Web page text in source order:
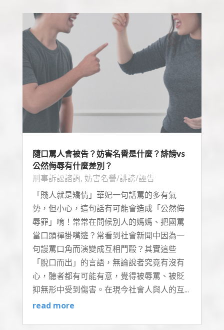
隨口罵人會被告？妨害名譽是什麼？誹謗vs
公然侮辱有什麼差別？
刑事訴訟諮詢, 妨害名譽/誹謗/誣告
「賤人就是矯情」華妃一句話罵的多有氣
勢，但小心，這句話有可能會造成「公然侮
辱罪」唷！常常在問候別人的媽媽、把國罵
當口頭禪掛嘴邊？常看到社會新聞中因為一
句謾罵口角而演變成互相鬥毆？其實這些
「脫口而出」的言語，無論說者究竟有沒有
心，聽者都有可能有意，覺得被辱罵、被貶
抑無形中受到傷害。在現今社會人與人的互...
read more